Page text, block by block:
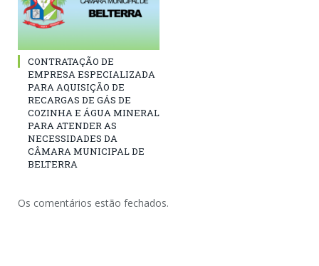
CONTRATAÇÃO DE
EMPRESA ESPECIALIZADA
PARA AQUISIÇÃO DE
RECARGAS DE GÁS DE
COZINHA E ÁGUA MINERAL
PARA ATENDER AS
NECESSIDADES DA
CÂMARA MUNICIPAL DE
BELTERRA
Os comentários estão fechados.